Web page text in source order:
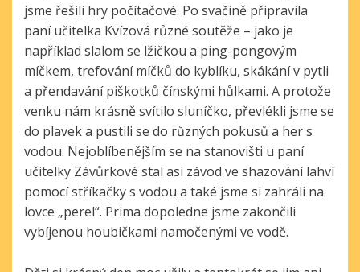
jsme řešili hry počítačové. Po svačině připravila
paní učitelka Kvízová různé soutěže – jako je
například slalom se lžičkou a ping-pongovým
míčkem, trefování míčků do kyblíku, skákání v pytli
a přendavání piškotků čínskými hůlkami. A protože
venku nám krásně svítilo sluníčko, převlékli jsme se
do plavek a pustili se do různých pokusů a her s
vodou. Nejoblíbenějším se na stanovišti u paní
učitelky Závůrkové stal asi závod ve shazování lahví
pomocí stříkačky s vodou a také jsme si zahráli na
lovce „perel“. Prima dopoledne jsme zakončili
vybíjenou houbičkami namočenými ve vodě.